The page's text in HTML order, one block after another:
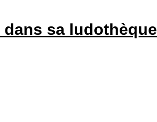
dans sa ludothèque